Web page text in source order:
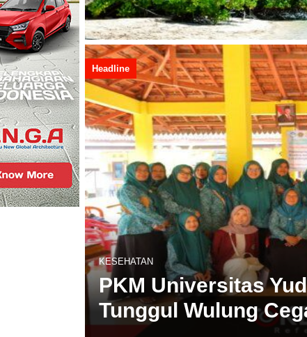
Headline
KESEHATAN
PKM Universitas
Tunggul Wulung